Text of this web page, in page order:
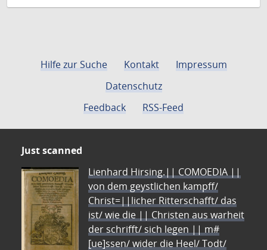
Hilfe zur Suche Kontakt
Impressum
Datenschutz
Feedback
RSS-Feed
Just scanned
Lienhard Hirsing.|| COMOEDIA ||
von dem geystlichen kampff/
Christ=||licher Ritterschafft/ das
ist/ wie die || Christen aus warheit
der schrifft/ sich legen || m#
[ue]ssen/ wider die Heel/ Todt/